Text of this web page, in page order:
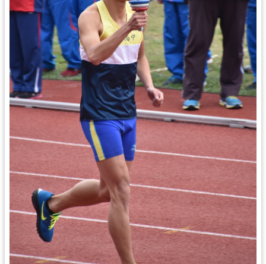
訊
訊
告
便
務
府
訊
公
開